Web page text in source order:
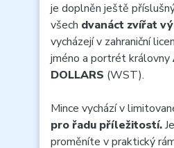
je doplněn ještě
všech dvanáct zvířat
vycházejí v zahraniční
jméno a portrét královny
DOLLARS (WST).
Mince vychází v
pro řadu příležitostí.
proměníte v praktický